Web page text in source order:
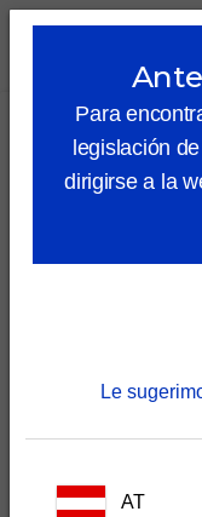
Quiero que me
para tener
Email
Para
legislación
dirigirse a la
Le
AT